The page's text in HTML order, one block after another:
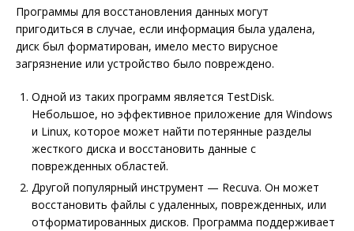
Программы для восстановления данных могут
пригодиться в случае, если информация была удалена,
диск был форматирован, имело место вирусное
загрязнение или устройство было повреждено.
Одной из таких программ является TestDisk.
Небольшое, но эффективное приложение для Windows
и Linux, которое может найти потерянные разделы
жесткого диска и восстановить данные с
поврежденных областей.
Другой популярный инструмент — Recuva. Он может
восстановить файлы с удаленных, поврежденных, или
отформатированных дисков. Программа поддерживает